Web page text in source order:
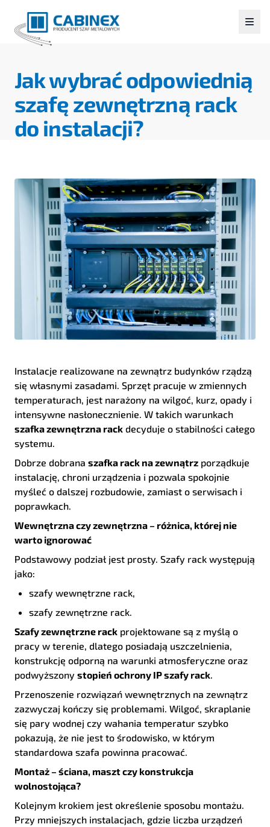
Jak wybrać odpowiednią
szafę zewnętrzną rack
do instalacji?
Instalacje realizowane na zewnątrz budynków rządzą
się własnymi zasadami. Sprzęt pracuje w zmiennych
temperaturach, jest narażony na wilgoć, kurz, opady i
intensywne nasłonecznienie. W takich warunkach
szafka zewnętrzna rack decyduje o stabilności całego
systemu.
Dobrze dobrana szafka rack na zewnątrz porządkuje
instalację, chroni urządzenia i pozwala spokojnie
myśleć o dalszej rozbudowie, zamiast o serwisach i
poprawkach.
Wewnętrzna czy zewnętrzna – różnica, której nie
warto ignorować
Podstawowy podział jest prosty. Szafy rack występują
jako:
szafy wewnętrzne rack,
szafy zewnętrzne rack.
Szafy zewnętrzne rack projektowane są z myślą o
pracy w terenie, dlatego posiadają uszczelnienia,
konstrukcję odporną na warunki atmosferyczne oraz
podwyższony stopień ochrony IP szafy rack
Przenoszenie rozwiązań wewnętrznych na zewnątrz
zazwyczaj kończy się problemami. Wilgoć, skraplanie
się pary wodnej czy wahania temperatur szybko
pokazują, że nie jest to środowisko, w którym
standardowa szafa powinna pracować.
Montaż – ściana, maszt czy konstrukcja
wolnostojąca?
Kolejnym krokiem jest określenie sposobu montażu.
Przy mniejszych instalacjach, gdzie liczba urządzeń